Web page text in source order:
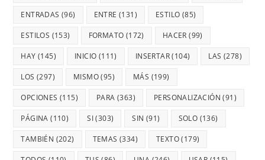
ENTRADAS (96) ENTRE (131) ESTILO (85)
ESTILOS (153) FORMATO (172) HACER (99)
HAY (145) INICIO (111) INSERTAR(104) LAS (278)
LOS (297) MISMO(95) MÁS (199)
OPCIONES (115) PARA (363) PERSONALIZACIÓN (91)
PÁGINA (110) SI(303) SIN (91) SOLO (136)
TAMBIÉN (202) TEMAS (334) TEXTO(179)